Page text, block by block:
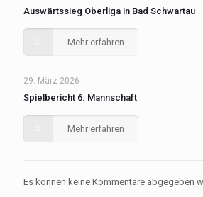
Auswärtssieg Oberliga in Bad Schwartau
Mehr erfahren
29. März 2026
Spielbericht 6. Mannschaft
Mehr erfahren
Es können keine Kommentare abgegeben